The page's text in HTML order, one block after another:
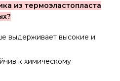
из термоэластопласта
выдерживает высокие и
к химическому